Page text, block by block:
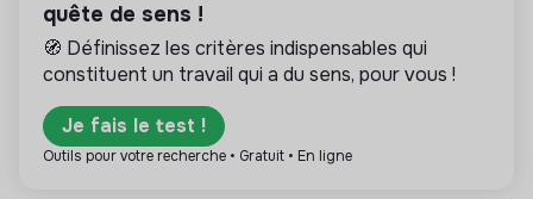
quête de sens !
🧭 Définissez les critères indispensables qui
constituent un travail qui a du sens, pour vous !
Je fais le test !
Outils pour votre recherche • Gratuit • En ligne